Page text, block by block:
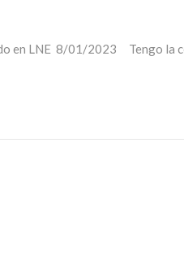
en LNE 8/01/2023 Tengo la